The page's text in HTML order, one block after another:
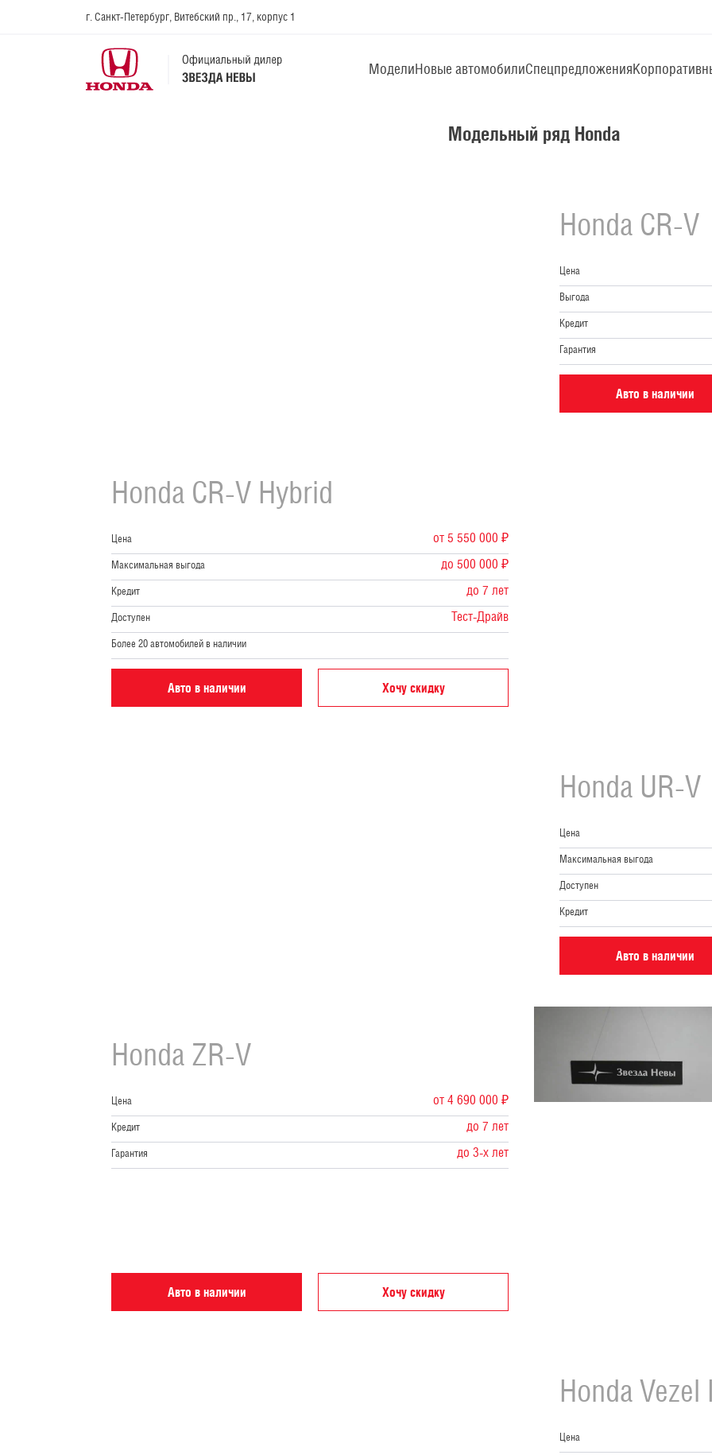
г. Санкт-Петербург, Витебский пр., 17, корпус 1
МоделиНовые автомобилиСпецпредложения
Модельный ряд Honda
Honda CR-V
Цена
Выгода
Кредит
Гарантия
Авто в наличии
Honda CR-V Hybrid
Цена от 5 550 000 ₽
Максимальная выгода до 500 000 ₽
Кредит до 7 лет
Доступен Тест-Драйв
Более 20 автомобилей в наличии
Авто в наличии Хочу скидку
Honda UR-V
Цена
Максимальная выгода
Доступен
Кредит
Авто в наличии
Honda ZR-V
Цена от 4 690 000 ₽
Кредит до 7 лет
Гарантия до 3-х лет
Авто в наличии Хочу скидку
Honda Vezel
Цена